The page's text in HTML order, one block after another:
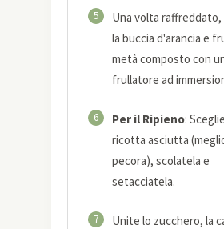
5
Una volta
la buccia d'arancia e
metà composto con
frullatore ad
6 Per il Ripieno:
ricotta asciutta
pecora), scolatela e
setacciatela.
7
Unite lo zucchero, la